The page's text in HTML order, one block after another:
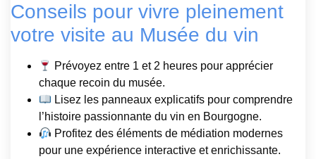
Conseils pour vivre pleinement
votre visite au Musée du vin
Prévoyez entre 1 et 2 heures pour apprécier
chaque recoin du musée.
Lisez les panneaux explicatifs pour comprendre
l’histoire passionnante du vin en Bourgogne.
Profitez des éléments de médiation modernes
pour une expérience interactive et enrichissante.